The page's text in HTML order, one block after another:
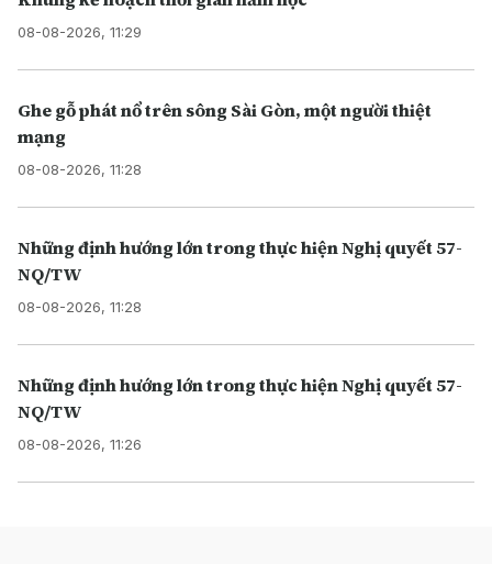
08-08-2026, 11:29
Ghe gỗ phát nổ trên sông Sài Gòn, một người thiệt
mạng
08-08-2026, 11:28
Những định hướng lớn trong thực hiện Nghị quyết 57-
NQ/TW
08-08-2026, 11:28
Những định hướng lớn trong thực hiện Nghị quyết 57-
NQ/TW
08-08-2026, 11:26